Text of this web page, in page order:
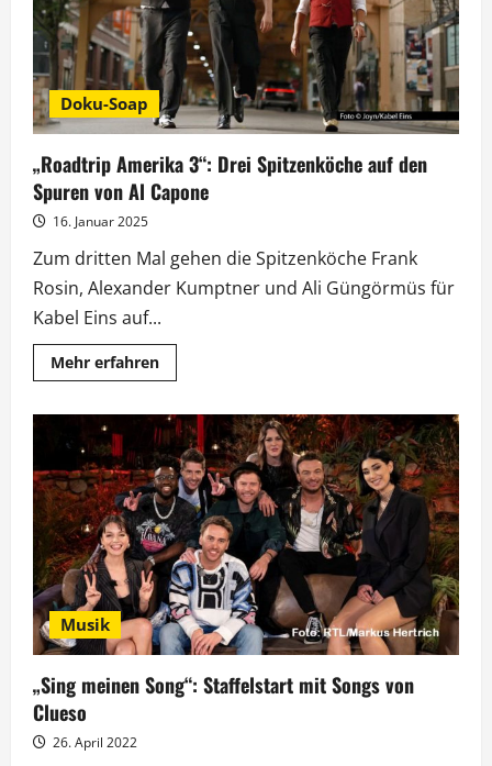
Doku-Soap
„Roadtrip Amerika 3“: Drei Spitzenköche auf den
Spuren von Al Capone
16. Januar 2025
Zum dritten Mal gehen die Spitzenköche Frank
Rosin, Alexander Kumptner und Ali Güngörmüs für
Kabel Eins auf...
Mehr erfahrenMehr
Informationen
Amerika
3“:
Drei
Spitzenköche
auf
den
Spuren
von
Al
Capone
Musik
„Sing meinen Song“: Staffelstart mit Songs von
Clueso
26. April 2022